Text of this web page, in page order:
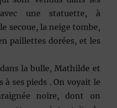
une statuette, à
secoue, la neige tombe,
paillettes dorées, et les
la bulle, Mathilde et
ses pieds . On voyait le
noire, dont on